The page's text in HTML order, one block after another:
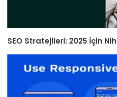
SEO Stratejileri: 2025 İçin